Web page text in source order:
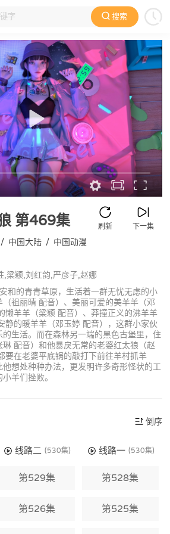
搜索
国产动漫 欧美动漫 动漫电影
第469集 下一集
刷新
/ 中国大陆 / 中国动漫
,梁颖,刘红韵,严彦子,赵娜
和的青青草原，生活着一群无忧无虑的小
祖丽晴 配音）、美丽可爱的美羊羊（邓
懒羊羊（梁颖 配音）、莽撞正义的沸羊羊
静的暖羊羊（邓玉婷 配音），这群小家伙
生活。而在森林另一端的黑色古堡里，住
配音）和他暴戾无常的老婆红太狼（赵
要在老婆平底锅的敲打下前往羊村抓羊
想处种种办法，更发明许多奇形怪状的工
羊们挫败。
倒序
线路二 (530集) 线路一 (530集)
第529集 第528集
第526集 第525集